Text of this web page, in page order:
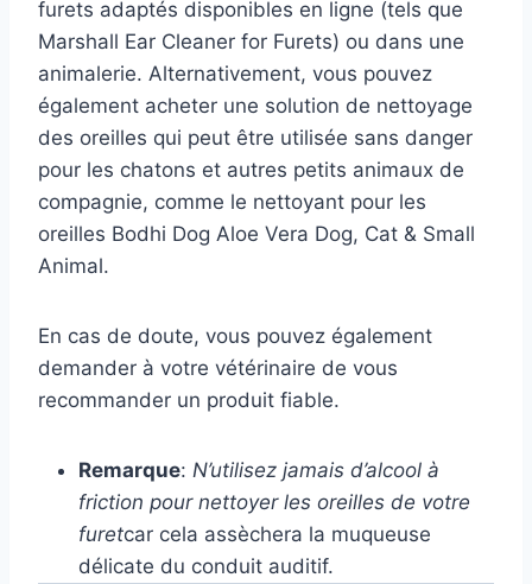
furets adaptés disponibles en ligne (tels que
Marshall Ear Cleaner for Furets) ou dans une
animalerie. Alternativement, vous pouvez
également acheter une solution de nettoyage
des oreilles qui peut être utilisée sans danger
pour les chatons et autres petits animaux de
compagnie, comme le nettoyant pour les
oreilles Bodhi Dog Aloe Vera Dog, Cat & Small
Animal.
En cas de doute, vous pouvez également
demander à votre vétérinaire de vous
recommander un produit fiable.
Remarque: N’utilisez jamais d’alcool à
friction pour nettoyer les oreilles de votre
furetcar cela assèchera la muqueuse
délicate du conduit auditif.